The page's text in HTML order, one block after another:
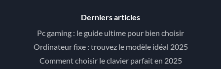
Derniers articles
Pc gaming : le guide ultime pour bien choisir
Ordinateur fixe : trouvez le modèle idéal 2025
Comment choisir le clavier parfait en 2025